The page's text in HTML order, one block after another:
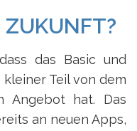
ZUKUNFT?
das Basic und
Teil von dem
Angebot hat. Das
an neuen Apps,